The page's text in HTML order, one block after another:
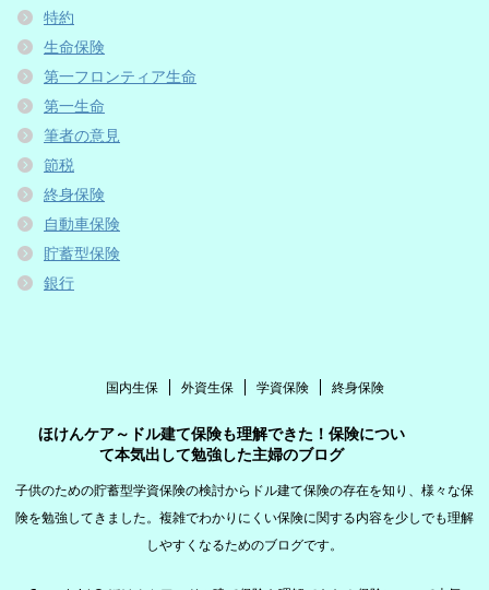
特約
生命保険
第一フロンティア生命
第一生命
筆者の意見
節税
終身保険
自動車保険
貯蓄型保険
銀行
国内生保 外資生保 学資保険 終身保険
ほけんケア～ドル建て保険も理解できた！保険につい
て本気出して勉強した主婦のブログ
子供のための貯蓄型学資保険の検討からドル建て保険の存在を知り、様々な保
険を勉強してきました。複雑でわかりにくい保険に関する内容を少しでも理解
しやすくなるためのブログです。